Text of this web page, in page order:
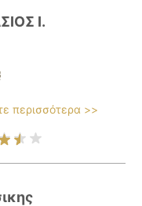
Ι.
περισσότερα >>